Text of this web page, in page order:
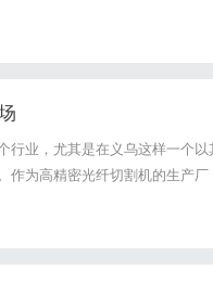
技术优势以及市场前景，助您更
光水晶内雕机通过...
行业，尤其是在义乌这样一个以
作为高精密光纤切割机的生产厂
优势。本文将全面解析义乌高
广大客户提供详尽的参考...